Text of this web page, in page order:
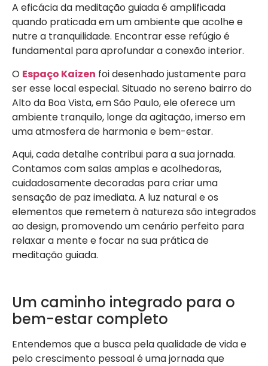
A eficácia da meditação guiada é amplificada
quando praticada em um ambiente que acolhe e
nutre a tranquilidade. Encontrar esse refúgio é
fundamental para aprofundar a conexão interior.
O Espaço Kaizen foi desenhado justamente para
ser esse local especial. Situado no sereno bairro do
Alto da Boa Vista, em São Paulo, ele oferece um
ambiente tranquilo, longe da agitação, imerso em
uma atmosfera de harmonia e bem-estar.
Aqui, cada detalhe contribui para a sua jornada.
Contamos com salas amplas e acolhedoras,
cuidadosamente decoradas para criar uma
sensação de paz imediata. A luz natural e os
elementos que remetem à natureza são integrados
ao design, promovendo um cenário perfeito para
relaxar a mente e focar na sua prática de
meditação guiada.
Um caminho integrado para o
bem-estar completo
Entendemos que a busca pela qualidade de vida e
pelo crescimento pessoal é uma jornada que